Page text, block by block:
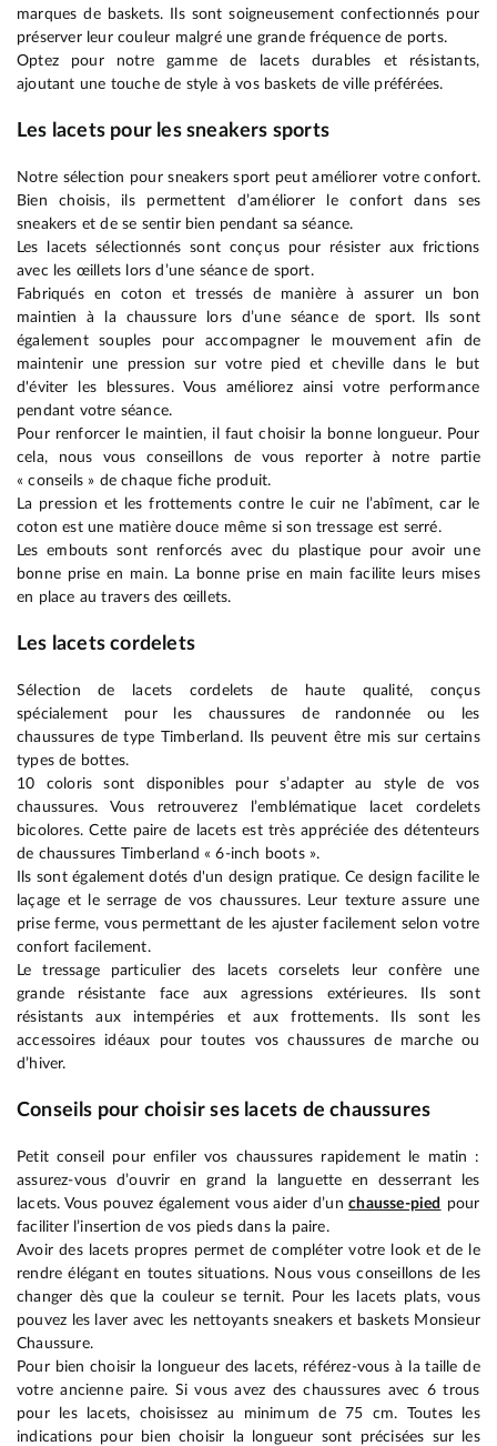
marques de baskets. Ils sont soigneusement confectionnés pour
préserver leur couleur malgré une grande fréquence de ports.
Optez pour notre gamme de lacets durables et résistants,
ajoutant une touche de style à vos baskets de ville préférées.
Les lacets pour les sneakers sports
Notre sélection pour sneakers sport peut améliorer votre confort.
Bien choisis, ils permettent d’améliorer le confort dans ses
sneakers et de se sentir bien pendant sa séance.
Les lacets sélectionnés sont conçus pour résister aux frictions
avec les œillets lors d’une séance de sport.
Fabriqués en coton et tressés de manière à assurer un bon
maintien à la chaussure lors d’une séance de sport. Ils sont
également souples pour accompagner le mouvement afin de
maintenir une pression sur votre pied et cheville dans le but
d'éviter les blessures. Vous améliorez ainsi votre performance
pendant votre séance.
Pour renforcer le maintien, il faut choisir la bonne longueur. Pour
cela, nous vous conseillons de vous reporter à notre partie
« conseils » de chaque fiche produit.
La pression et les frottements contre le cuir ne l’abîment, car le
coton est une matière douce même si son tressage est serré.
Les embouts sont renforcés avec du plastique pour avoir une
bonne prise en main. La bonne prise en main facilite leurs mises
en place au travers des œillets.
Les lacets cordelets
Sélection de lacets cordelets de haute qualité, conçus
spécialement pour les chaussures de randonnée ou les
chaussures de type Timberland. Ils peuvent être mis sur certains
types de bottes.
10 coloris sont disponibles pour s’adapter au style de vos
chaussures. Vous retrouverez l’emblématique lacet cordelets
bicolores. Cette paire de lacets est très appréciée des détenteurs
de chaussures Timberland « 6-inch boots ».
Ils sont également dotés d'un design pratique. Ce design facilite le
laçage et le serrage de vos chaussures. Leur texture assure une
prise ferme, vous permettant de les ajuster facilement selon votre
confort facilement.
Le tressage particulier des lacets corselets leur confère une
grande résistante face aux agressions extérieures. Ils sont
résistants aux intempéries et aux frottements. Ils sont les
accessoires idéaux pour toutes vos chaussures de marche ou
d’hiver.
Conseils pour choisir ses lacets de chaussures
Petit conseil pour enfiler vos chaussures rapidement le matin :
assurez-vous d’ouvrir en grand la languette en desserrant les
lacets. Vous pouvez également vous aider d’unchausse-pied pour
faciliter l’insertion de vos pieds dans la paire.
Avoir des lacets propres permet de compléter votre look et de le
rendre élégant en toutes situations. Nous vous conseillons de les
changer dès que la couleur se ternit. Pour les lacets plats, vous
pouvez les laver avec les nettoyants sneakers et baskets Monsieur
Chaussure.
Pour bien choisir la longueur des lacets, référez-vous à la taille de
votre ancienne paire. Si vous avez des chaussures avec 6 trous
pour les lacets, choisissez au minimum de 75 cm. Toutes les
indications pour bien choisir la longueur sont précisées sur les